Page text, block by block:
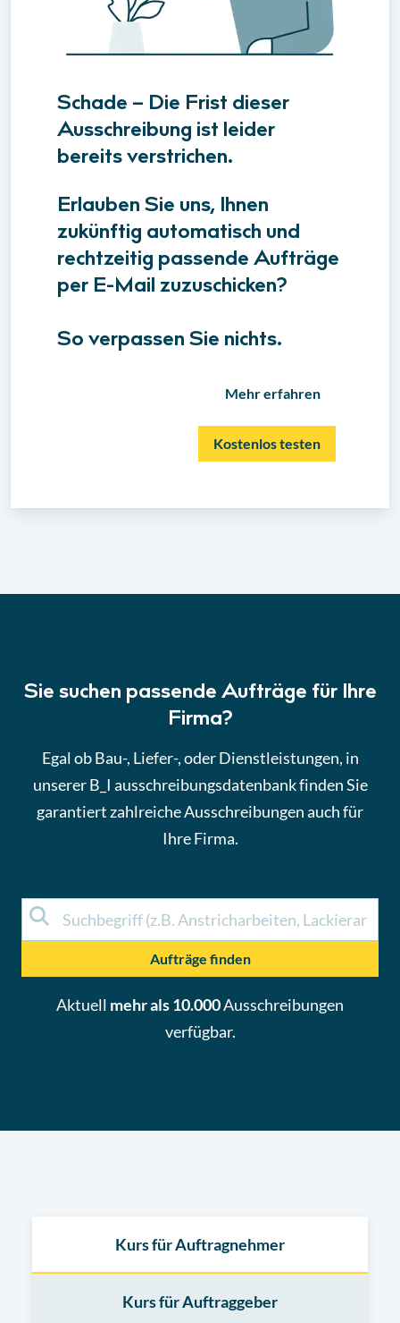
Schade – Die Frist dieser
Ausschreibung ist leider
bereits verstrichen.
Erlauben Sie uns, Ihnen
zukünftig automatisch und
rechtzeitig passende Aufträge
per E-Mail zuzuschicken?
So verpassen Sie nichts.
Mehr erfahren
Kostenlos testen
Sie suchen passende Aufträge für Ihre
Firma?
Egal ob Bau-, Liefer-, oder Dienstleistungen, in
unserer B_I ausschreibungsdatenbank finden Sie
garantiert zahlreiche Ausschreibungen auch für
Ihre Firma.
Aufträge finden
Aktuell mehr als 10.000Ausschreibungen
verfügbar.
Kurs für Auftragnehmer
Kurs für Auftraggeber